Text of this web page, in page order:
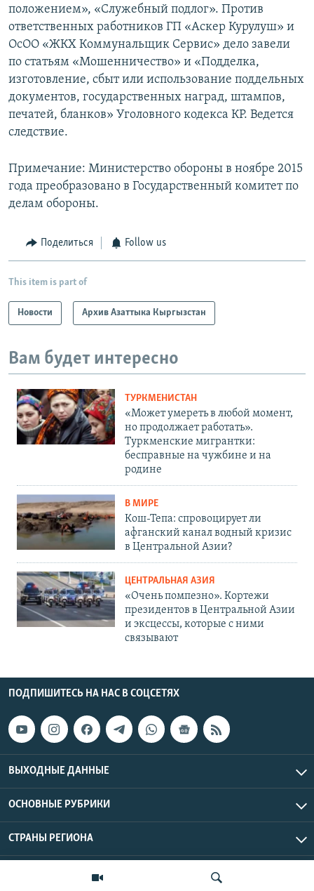
положением», «Служебный подлог». Против
ответственных работников ГП «Аскер Курулуш» и
ОсОО «ЖКХ Коммунальщик Сервис» дело завели
по статьям «Мошенничество» и «Подделка,
изготовление, сбыт или использование поддельных
документов, государственных наград, штампов,
печатей, бланков» Уголовного кодекса КР. Ведется
следствие.
Примечание: Министерство обороны в ноябре 2015
года преобразовано в Государственный комитет по
делам обороны.
Поделиться Follow us
This item is part of
Новости Архив Азаттыка Кыргызстан
Вам будет интересно
ТУРКМЕНИСТАН
«Может умереть в любой момент,
но продолжает работать».
Туркменские мигрантки:
бесправные на чужбине и на
родине
В МИРЕ
Кош-Тепа: спровоцирует ли
афганский канал водный кризис
в Центральной Азии?
ЦЕНТРАЛЬНАЯ АЗИЯ
«Очень помпезно». Кортежи
президентов в Центральной Азии
и эксцессы, которые с ними
связывают
ПОДПИШИТЕСЬ НА НАС В СОЦСЕТЯХ
ВЫХОДНЫЕ ДАННЫЕ
ОСНОВНЫЕ РУБРИКИ
СТРАНЫ РЕГИОНА
Азаттык Азия © 2026 RFE/RL, Inc. | Все права защищены.